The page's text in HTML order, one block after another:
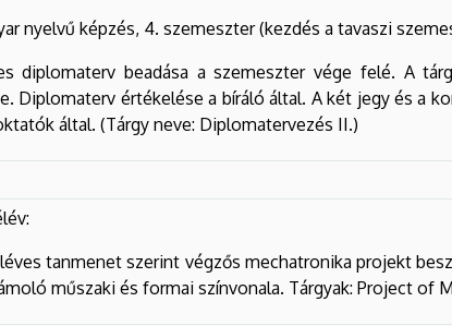
nyelvű képzés, 4. szemeszter (kezdés a tavaszi
diplomaterv beadása a szemeszter vége felé. A
Diplomaterv értékelése a bíráló által. A két jegy és a
által. (Tárgy neve: Diplomatervezés II.)
tanmenet szerint végzős mechatronika projekt
műszaki és formai színvonala. Tárgyak: Project of